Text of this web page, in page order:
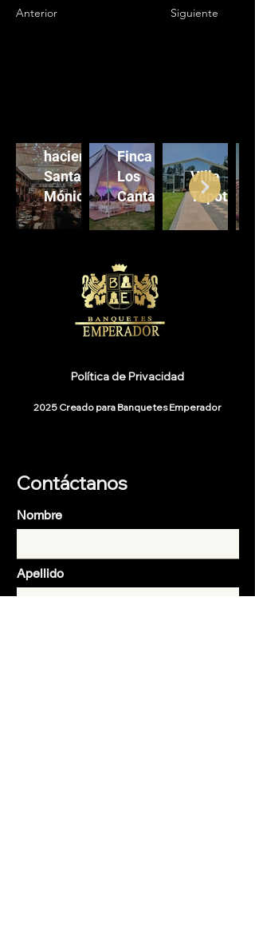
Anterior Siguiente
hacienda
Santa
Mónica
Finca
Los
Cantaros
Villa
Política de Privacidad
2025 Creado para Banquetes Emperador
Contáctanos
Nombre
Apellido